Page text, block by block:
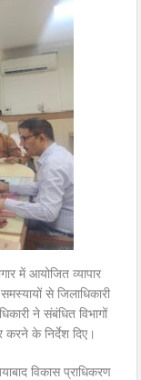
में आयोजित व्यापार
से जिलाधिकारी
ने संबंधित विभागों
के निर्देश दिए।
विकास प्राधिकरण